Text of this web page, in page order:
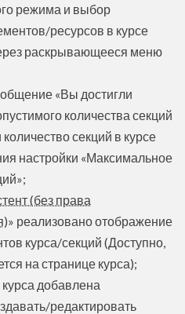
режима и выбор
ресурсов в курсе
раскрывающееся меню
«Вы достигли
количества секций
количество секций в курсе
настройки «Максимальное
(без права
» реализовано отображение
курса/секций (Доступно,
на странице курса);
добавлена
редактировать